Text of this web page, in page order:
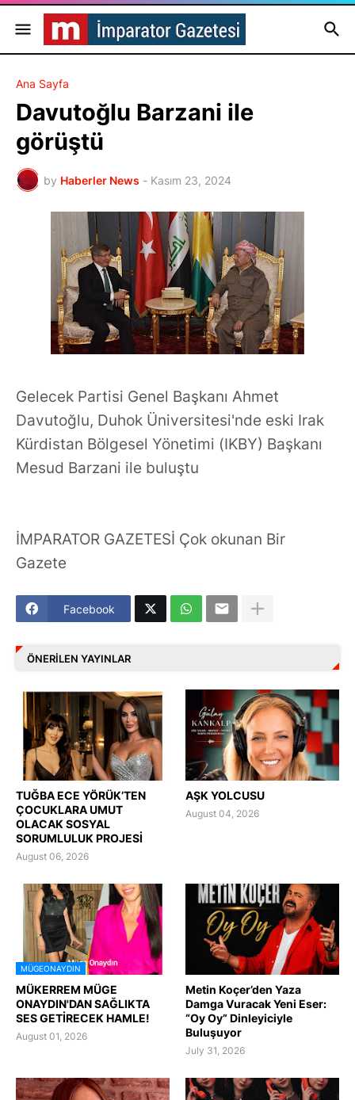
Ana Sayfa
Davutoğlu Barzani ile
görüştü
by Haberler News - Kasım 23, 2024
Gelecek Partisi Genel Başkanı Ahmet
Davutoğlu, Duhok Üniversitesi'nde eski Irak
Kürdistan Bölgesel Yönetimi (IKBY) Başkanı
Mesud Barzani ile buluştu
İMPARATOR GAZETESİ Çok okunan Bir
Gazete
Facebook
ÖNERILEN YAYINLAR
TUĞBA ECE YÖRÜK’TEN
ÇOCUKLARA UMUT
OLACAK SOSYAL
SORUMLULUK PROJESİ
August 06, 2026
AŞK YOLCUSU
August 04, 2026
MÜGEONAYDIN
MÜKERREM MÜGE
ONAYDIN'DAN SAĞLIKTA
SES GETİRECEK HAMLE!
August 01, 2026
Metin Koçer’den Yaza
Damga Vuracak Yeni Eser:
“Oy Oy” Dinleyiciyle
Buluşuyor
July 31, 2026